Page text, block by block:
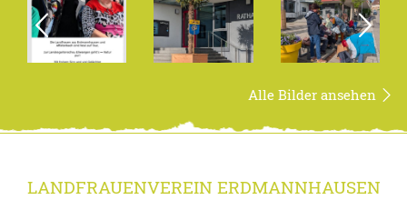
Alle Bilder ansehen
LANDFRAUENVEREIN ERDMANNHAUSEN